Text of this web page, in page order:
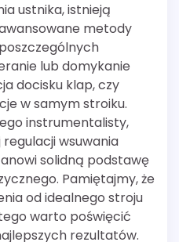
ustnika, istnieją
metody
lub domykanie
docisku klap, czy
w samym stroiku.
instrumentalisty,
wsuwania
solidną podstawę
Pamiętajmy, że
od idealnego stroju
warto poświęcić
rezultatów.